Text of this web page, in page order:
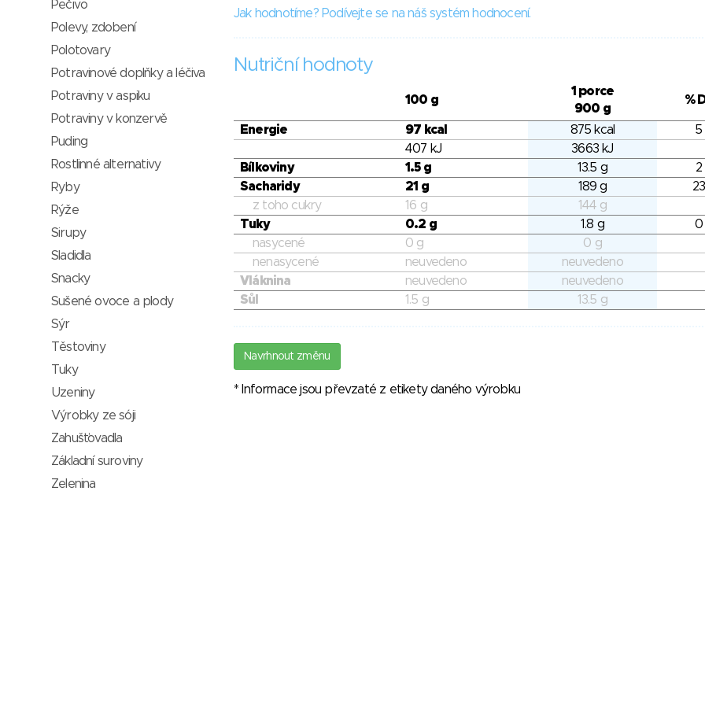
Jak hodnotíme? Podívejte se na náš systém hodnocení.
Nutriční hodnoty
100 g
1 porce
900 g
%
Energie 97 kcal 875 kcal
5
407 kJ
3663 kJ
Bílkoviny
1.5 g 13.5 g
2
Sacharidy
21 g 189 g
z toho cukry
16 g
144 g
Tuky
0.2 g 1.8 g
0
nasycené
0 g
0 g
nenasycené
neuvedeno
neuvedeno
Vláknina
neuvedeno
neuvedeno
Sůl
1.5 g 13.5 g
Navrhnout změnu
* Informace jsou převzaté z etikety daného výrobku
Pečivo
Polevy, zdobení
Polotovary
Potravinové doplňky a léčiva
Potraviny v aspiku
Potraviny v konzervě
Puding
Rostlinné alternativy
Ryby
Rýže
Sirupy
Sladidla
Snacky
Sušené ovoce a plody
Sýr
Těstoviny
Tuky
Uzeniny
Výrobky ze sóji
Zahušťovadla
Základní suroviny
Zelenina